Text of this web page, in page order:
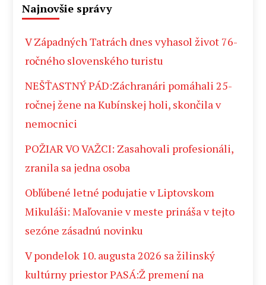
Najnovšie správy
V Západných Tatrách dnes vyhasol život 76-
ročného slovenského turistu
NEŠŤASTNÝ PÁD:Záchranári pomáhali 25-
ročnej žene na Kubínskej holi, skončila v
nemocnici
POŽIAR VO VAŽCI: Zasahovali profesionáli,
zranila sa jedna osoba
Obľúbené letné podujatie v Liptovskom
Mikuláši: Maľovanie v meste prináša v tejto
sezóne zásadnú novinku
V pondelok 10. augusta 2026 sa žilinský
kultúrny priestor PASÁ:Ž premení na